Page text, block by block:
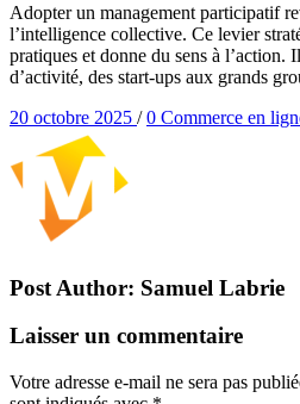
Adopter un management participatif
l’intelligence collective. Ce levier
pratiques et donne du sens à l’action.
d’activité, des start-ups aux grands
Posted
20 octobre 2025 / 0 Categories
Commerce en
Post Author: Samuel Labrie
Laisser un commentaire
Votre adresse e-mail ne sera pas